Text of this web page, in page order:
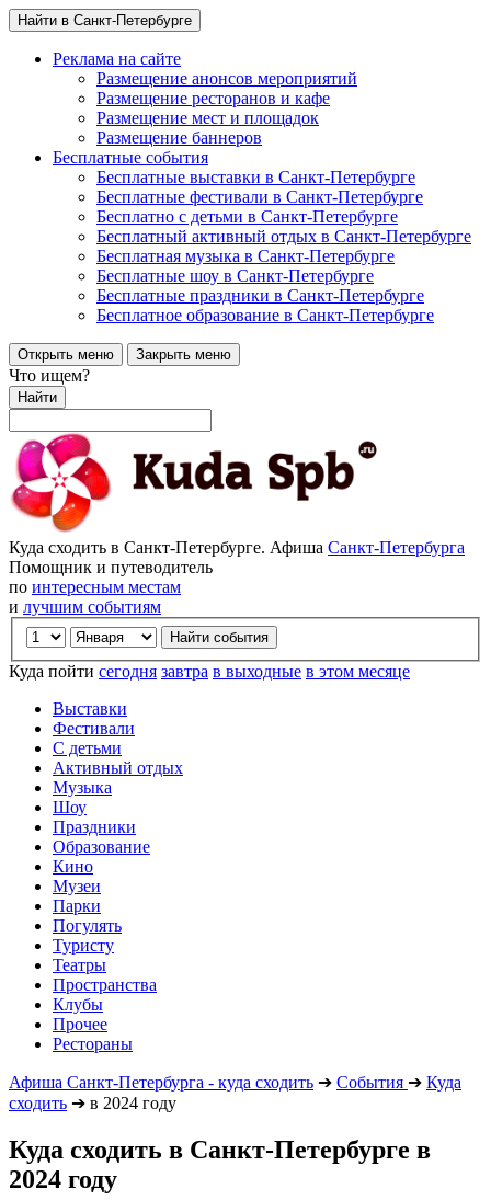
Найти в Санкт-Петербурге
Реклама на сайте
Размещение анонсов мероприятий
Размещение ресторанов и кафе
Размещение мест и площадок
Размещение баннеров
Бесплатные события
Бесплатные выставки в Санкт-Петербурге
Бесплатные фестивали в Санкт-Петербурге
Бесплатно с детьми в Санкт-Петербурге
Бесплатный активный отдых в Санкт-Петербурге
Бесплатная музыка в Санкт-Петербурге
Бесплатные шоу в Санкт-Петербурге
Бесплатные праздники в Санкт-Петербурге
Бесплатное образование в Санкт-Петербурге
Открыть меню Закрыть меню
Что ищем?
Найти
Куда сходить в Санкт-Петербурге. Афиша Санкт-Петербурга
Помощник и путеводитель
по интересным местам
и лучшим событиям
Куда пойти сегодня завтра в выходные в этом месяце
Выставки
Фестивали
С детьми
Активный отдых
Музыка
Шоу
Праздники
Образование
Кино
Музеи
Парки
Погулять
Туристу
Театры
Пространства
Клубы
Прочее
Рестораны
Афиша Санкт-Петербурга - куда сходить ➔ События ➔ Куда
сходить ➔ в 2024 году
Куда сходить в Санкт-Петербурге в
2024 году